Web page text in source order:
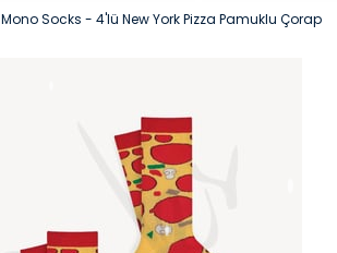
Mono Socks - 4'lü New York Pizza Pamuklu Çorap